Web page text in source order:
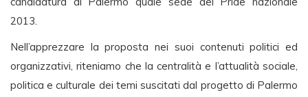
2013.
Nell’apprezzare la proposta nei suoi contenuti politici ed
organizzativi, riteniamo che la centralità e l’attualità sociale,
politica e culturale dei temi suscitati dal progetto di Palermo